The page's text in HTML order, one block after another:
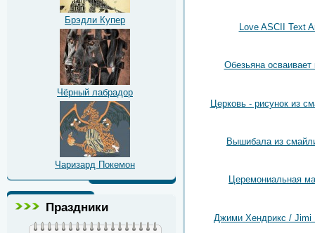
Брэдли Купер
Чёрный лабрадор
Чаризард Покемон
Праздники
Love ASCII Text
Обезьяна осваивает
Церковь - рисунок из
Вышибала из
Церемониальная
Джими Хендрикс / Jimi